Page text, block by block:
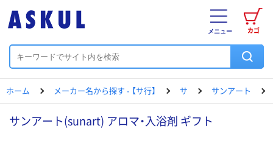
カゴ
メニュー
ホーム メーカー名から探す - 【サ行】 サ サンアート
サンアート(sunart) アロマ・入浴剤 ギフト